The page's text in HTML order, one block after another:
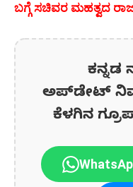
ಬಗ್ಗೆ ಸಚಿವರ ಮಹತ್ವದ
ಕನ್ನಡ
ಅಪ್‌ಡೇಟ್‌
ಕೆಳಗಿನ